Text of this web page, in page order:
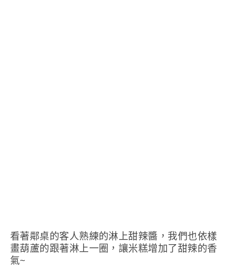
看著鄰桌的客人熟練的淋上甜辣醬，我們也依樣
畫葫蘆的跟著淋上一圈，讓米糕增加了甜辣的香
氣~